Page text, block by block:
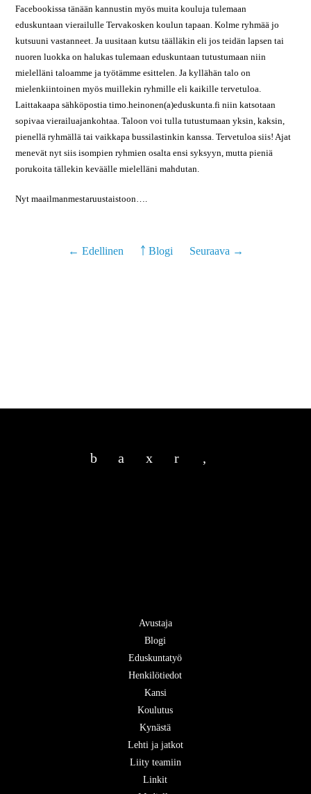
Facebookissa tänään kannustin myös muita kouluja tulemaan
eduskuntaan vierailulle Tervakosken koulun tapaan. Kolme ryhmää jo
kutsuuni vastanneet. Ja uusitaan kutsu täälläkin eli jos teidän lapsen tai
nuoren luokka on halukas tulemaan eduskuntaan tutustumaan niin
mielelläni taloamme ja työtämme esittelen. Ja kyllähän talo on
mielenkiintoinen myös muillekin ryhmille eli kaikille tervetuloa.
Laittakaapa sähköpostia timo.heinonen(a)eduskunta.fi niin katsotaan
sopivaa vierailuajankohtaa. Taloon voi tulla tutustumaan yksin, kaksin,
pienellä ryhmällä tai vaikkapa bussilastinkin kanssa. Tervetuloa siis! Ajat
menevät nyt siis isompien ryhmien osalta ensi syksyyn, mutta pieniä
porukoita tällekin keväälle mielelläni mahdutan.
Nyt maailmanmestaruustaistoon….
← Edellinen ￪ Blogi Seuraava →
b a x r ,
Avustaja
Blogi
Eduskuntatyö
Henkilötiedot
Kansi
Koulutus
Kynästä
Lehti ja jatkot
Liity teamiin
Linkit